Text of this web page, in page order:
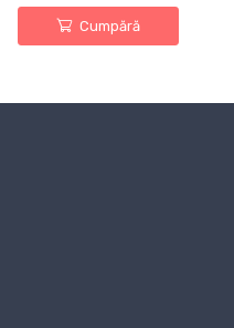
Cumpără